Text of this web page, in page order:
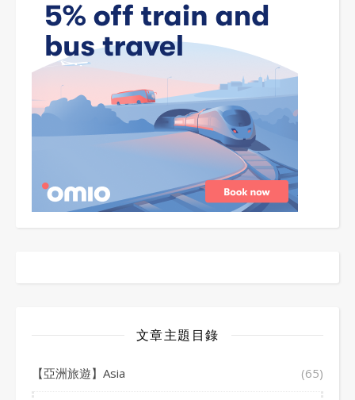
文章主題目錄
【亞洲旅遊】Asia (65)